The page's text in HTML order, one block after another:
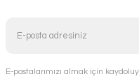
E-postalarımızı almak için